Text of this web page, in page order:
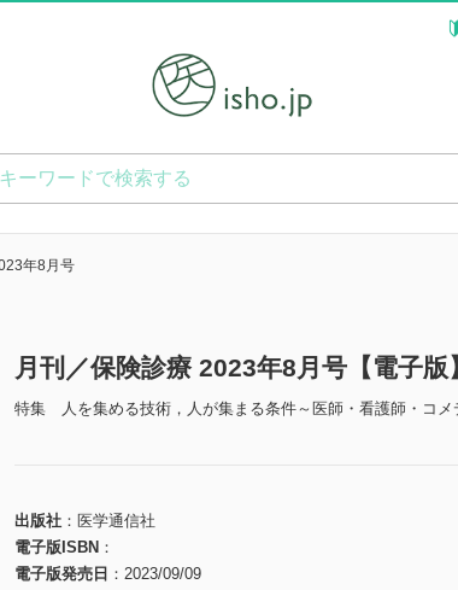
年8月号
月刊／保険診療 2023年8月号【電子版
特集 人を集める技術，人が集まる条件～医師・看護師・コメ
出版社
医学通信社
電子版ISBN
電子版発売日
2023/09/09